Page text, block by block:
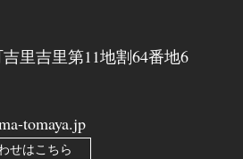
里吉里第11地割64番地6
tomaya.jp
せはこちら